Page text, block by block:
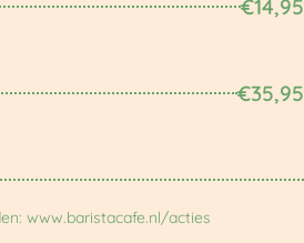
€14,95
€35,95
www.baristacafe.nl/acties